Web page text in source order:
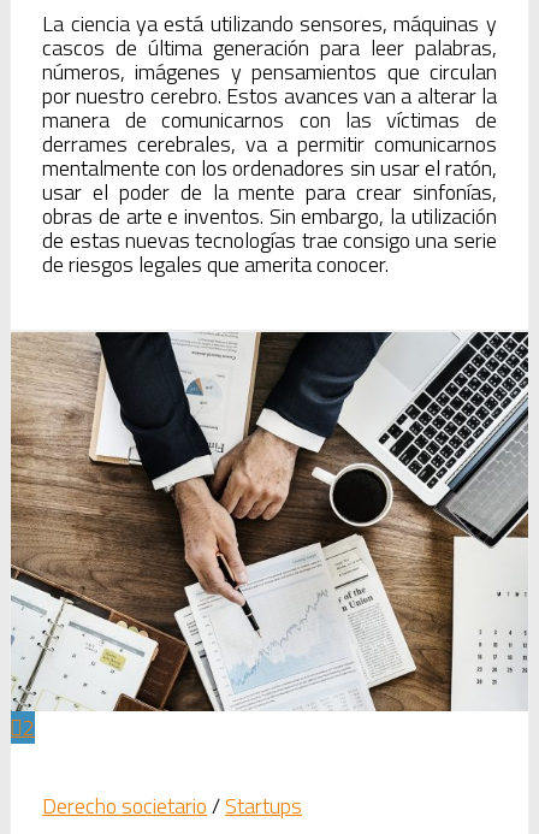
La ciencia ya está utilizando sensores, máquinas y
cascos de última generación para leer palabras,
números, imágenes y pensamientos que circulan
por nuestro cerebro. Estos avances van a alterar la
manera de comunicarnos con las víctimas de
derrames cerebrales, va a permitir comunicarnos
mentalmente con los ordenadores sin usar el ratón,
usar el poder de la mente para crear sinfonías,
obras de arte e inventos. Sin embargo, la utilización
de estas nuevas tecnologías trae consigo una serie
de riesgos legales que amerita conocer.
2
Derecho societario/Startups